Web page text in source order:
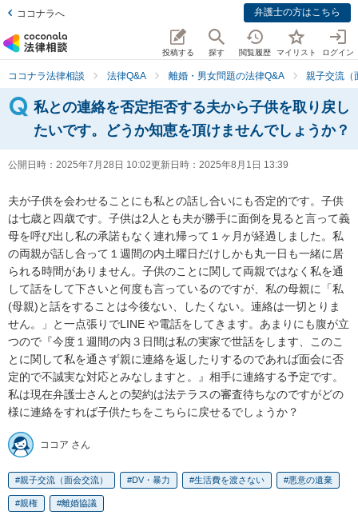
ココナラへ 弁護士の方はこちら
投稿する 探す 閲覧履歴 マイリスト ログイン
ココナラ法律相談 法律Q&A 離婚・男女問題の法律Q&A 親子交流（
私との連絡を否定拒否する夫から子供を取り戻し
たいです。どうか知恵を頂けませんでしょうか？
公開日時： 2025年7月28日 10:02更新日時： 2025年8月1日 13:39
夫が子供を会わせることにも私との話し合いにも否定的です。子供
は七歳と四歳です。子供は2人とも夫が勝手に面倒を見ると言って義
母を呼び出し私の承諾もなく連れ帰って１ヶ月が経過しました。私
の両親が話し合って１週間の内土曜日だけしかも丸一日も一緒に居
られる時間がありません。子供のことに関して両親ではなく私を通
して話をして下さいと何度も言っているのですが、私の母親に「私
(母親)と話をすることは今後ない、したくない。連絡は一切とりま
せん。」と一点張りでLINE や電話をしてきます。あまりにも腹が立
つので『今度１週間の内３日間は私の実家で世話をします、このこ
とに関して私を通さず親に連絡を返したりするのであれば面会に否
定的で不誠実な対応とみなしますと。』相手に連絡する予定です。
私は現在弁護士さんとの契約は法テラスの審査待ちなのですがどの
様に連絡をすれば子供たちをこちらに戻せるでしょうか？
ココア さん
親子交流（面会交流） DV・暴力 生活費を渡さない 悪意の遺棄
親権 離婚協議